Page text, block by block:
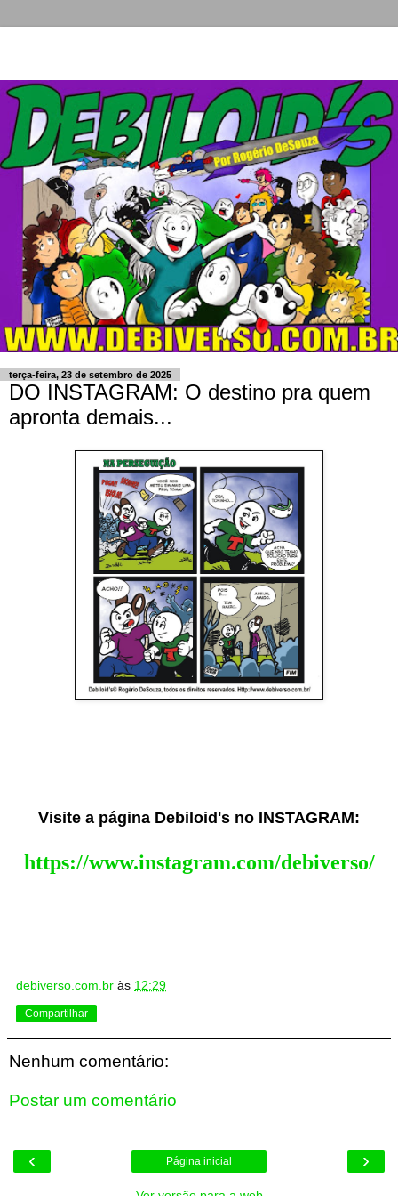
terça-feira, 23 de setembro de 2025
DO INSTAGRAM: O destino pra quem
apronta demais...
Visite a página Debiloid's no INSTAGRAM:
https://www.instagram.com/debiverso/
debiverso.com.br às 12:29
Compartilhar
Nenhum comentário:
Postar um comentário
‹ ›
Página inicial